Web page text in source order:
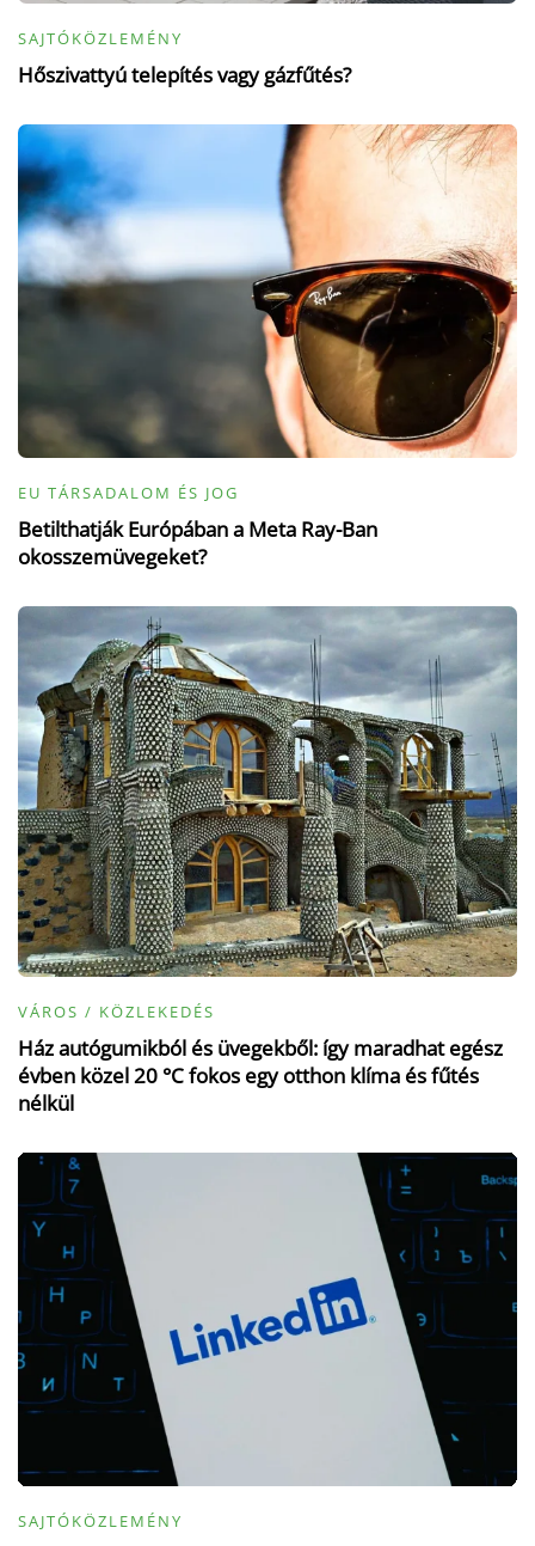
SAJTÓKÖZLEMÉNY
Hőszivattyú telepítés vagy gázfűtés?
EU TÁRSADALOM ÉS JOG
Betilthatják Európában a Meta Ray-Ban
okosszemüvegeket?
VÁROS / KÖZLEKEDÉS
Ház autógumikból és üvegekből: így maradhat egész
évben közel 20 °C fokos egy otthon klíma és fűtés
nélkül
SAJTÓKÖZLEMÉNY